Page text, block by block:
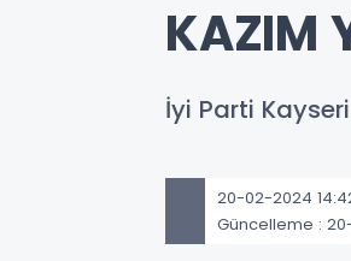
KAZIM
İyi Parti
20-02-2024
Güncelleme :